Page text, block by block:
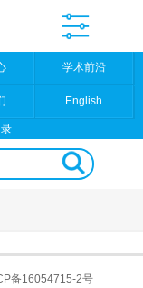
学术前沿
English
备16054715-2号